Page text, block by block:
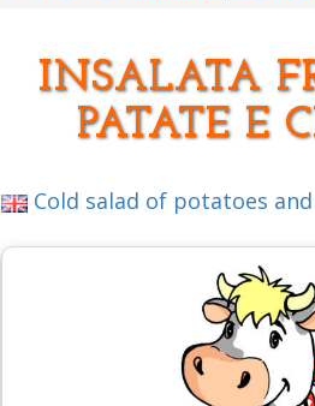
INSALATA
PATATE E
Cold salad of potatoes